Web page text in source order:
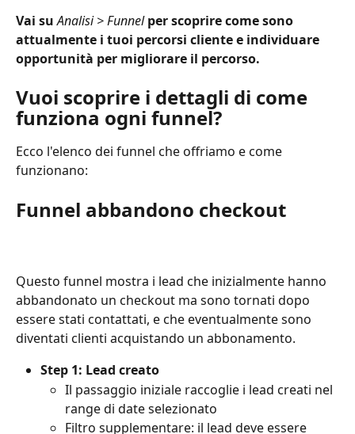
Vai su Analisi > Funnel per scoprire come sono
attualmente i tuoi percorsi cliente e individuare
opportunità per migliorare il percorso.
Vuoi scoprire i dettagli di come
funziona ogni funnel?
Ecco l'elenco dei funnel che offriamo e come
funzionano:
Funnel abbandono checkout
Questo funnel mostra i lead che inizialmente hanno
abbandonato un checkout ma sono tornati dopo
essere stati contattati, e che eventualmente sono
diventati clienti acquistando un abbonamento.
Step 1: Lead creato
Il passaggio iniziale raccoglie i lead creati nel
range di date selezionato
Filtro supplementare: il lead deve essere